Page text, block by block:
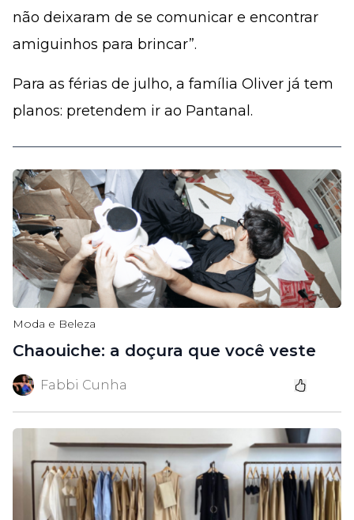
não deixaram de se comunicar e encontrar
amiguinhos para brincar”.
Para as férias de julho, a família Oliver já tem
planos: pretendem ir ao Pantanal.
Moda e Beleza
Chaouiche: a doçura que você veste
Fabbi Cunha